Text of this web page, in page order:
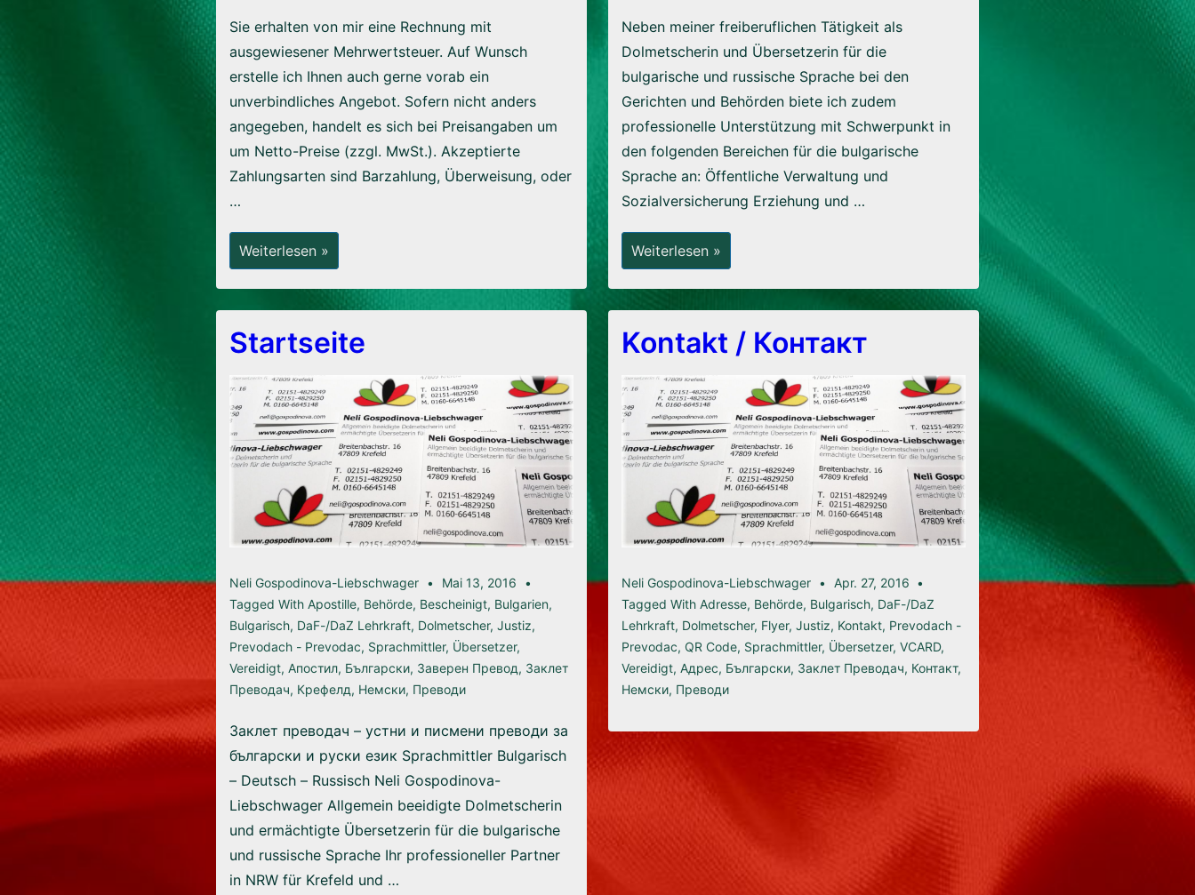
Sie erhalten von mir eine Rechnung mit
ausgewiesener Mehrwertsteuer. Auf Wunsch
erstelle ich Ihnen auch gerne vorab ein
unverbindliches Angebot. Sofern nicht anders
angegeben, handelt es sich bei Preisangaben um
um Netto-Preise (zzgl. MwSt.). Akzeptierte
Zahlungsarten sind Barzahlung, Überweisung, oder
…
Preise
Weiterlesen »
Neben meiner freiberuflichen Tätigkeit als
Dolmetscherin und Übersetzerin für die
bulgarische und russische Sprache bei den
Gerichten und Behörden biete ich zudem
professionelle Unterstützung mit Schwerpunkt in
den folgenden Bereichen für die bulgarische
Sprache an: Öffentliche Verwaltung und
Sozialversicherung Erziehung und …
Dienstleistungen
Weiterlesen »
Startseite
Neli Gospodinova-Liebschwager
Mai 13, 2016
Tagged WithApostille, Behörde, Bescheinigt, Bulgarien,
Bulgarisch, DaF-/DaZ Lehrkraft, Dolmetscher,Justiz,
Prevodach - Prevodac, Sprachmittler, Übersetzer,
Vereidigt,Апостил, Български, Заверен Превод, Заклет
Преводач, Крефелд, Немски, Преводи
Заклет преводач – устни и писмени преводи за
български и руски език Sprachmittler Bulgarisch
– Deutsch – Russisch Neli Gospodinova-
Liebschwager Allgemein beeidigte Dolmetscherin
und ermächtigte Übersetzerin für die bulgarische
und russische Sprache Ihr professioneller Partner
in NRW für Krefeld und …
Kontakt / Контакт
Neli Gospodinova-Liebschwager
Apr. 27, 2016
Tagged With Adresse, Behörde, Bulgarisch, DaF-/DaZ
Lehrkraft, Dolmetscher, Flyer, Justiz, Kontakt, Prevodach -
Prevodac, QR Code, Sprachmittler, Übersetzer, VCARD,
Vereidigt, Адрес, Български, Заклет Преводач, Контакт,
Немски, Преводи